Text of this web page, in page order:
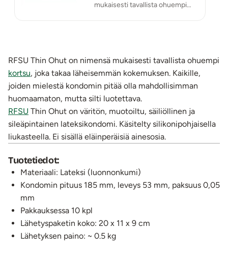
mukaisesti tavallista ohuempi
RFSU Thin Ohut on nimensä mukaisesti tavallista ohuempi
kortsu, joka takaa läheisemmän kokemuksen. Kaikille,
joiden mielestä kondomin pitää olla mahdollisimman
huomaamaton, mutta silti luotettava.
RFSU Thin Ohut on väritön, muotoiltu, säiliöllinen ja
sileäpintainen lateksikondomi. Käsitelty silikonipohjaisella
liukasteella. Ei sisällä eläinperäisiä ainesosia.
Tuotetiedot:
Materiaali: Lateksi (luonnonkumi)
Kondomin pituus 185 mm, leveys 53 mm, paksuus 0,05
mm
Pakkauksessa 10 kpl
Lähetyspaketin koko: 20 x 11 x 9 cm
Lähetyksen paino: ~ 0.5 kg